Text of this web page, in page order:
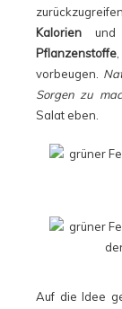
Kalorien und
Pflanzenstoffe
vorbeugen.
Sorgen zu
Salat eben.
Auf die Idee